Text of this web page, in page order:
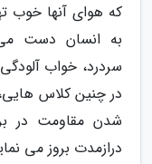
که هوای آنها خوب
به انسان دست
سردرد، خواب
در چنین کلاس
شدن مقاومت در
درازمدت بروز می